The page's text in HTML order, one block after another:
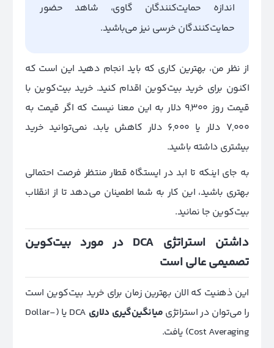
اندازه حمایت‌کنندگان گاوی، شاهد حضور
حمایت‌کنندگان خرسی نیز می‌باشید.
از نظر من، بهترین کاری که باید انجام دهید این است که
اکنون برای خرید بیت‌کوین اقدام کنید. خرید بیت‌کوین با
قیمت روز 9,300 دلار به این معنا نیست که اگر قیمت به
7,000 دلار یا 6,000 دلار کاهش یابد، نمی‌توانید خرید
بیشتری داشته باشید.
به جای اینکه تا ابد در ایستگاه قطار منتظر فرصت احتمالی
بهتری باشید، این کار به شما اطمینان می‌دهد تا از انقلاب
بیت‌کوین جا نمانید.
داشتن استراتژی DCA در مورد بیت‌کوین
تصمیمی عالی است
این ذهنیت که الان بهترین زمان برای خرید بیت‌کوین است
را می‌توان در استراتژی میانگین‌گیری دلاری
DCA یا (Dollar-
Cost Averaging) یافت.